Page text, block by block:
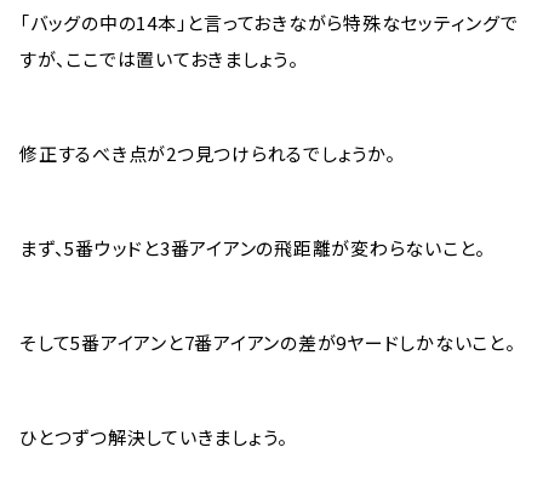
「バッグの中の14本」と言っておきながら特殊なセッティングで
すが、ここでは置いておきましょう。
修正するべき点が2つ見つけられるでしょうか。
まず、5番ウッドと3番アイアンの飛距離が変わらないこと。
そして5番アイアンと7番アイアンの差が9ヤードしかないこと。
ひとつずつ解決していきましょう。